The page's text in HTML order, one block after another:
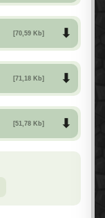
[70,59 Kb]
[71,18 Kb]
[51,78 Kb]